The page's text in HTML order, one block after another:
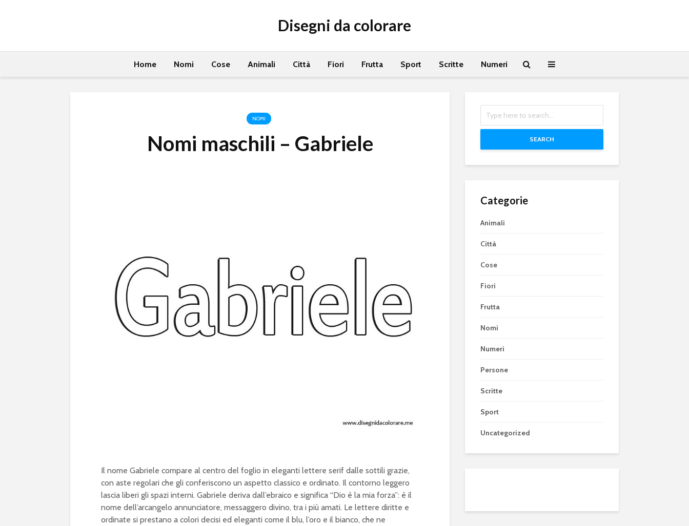
Disegni da colorare
Home Nomi Cose Animali Città Fiori Frutta Sport Scritte Numeri
NOMI
Nomi maschili – Gabriele
Il nome Gabriele compare al centro del foglio in eleganti lettere serif dalle sottili grazie,
con aste regolari che gli conferiscono un aspetto classico e ordinato. Il contorno leggero
lascia liberi gli spazi interni. Gabriele deriva dall’ebraico e significa “Dio è la mia forza”: è il
nome dell’arcangelo annunciatore, messaggero divino, tra i più amati. Le lettere diritte e
ordinate si prestano a colori decisi ed eleganti come il blu, l’oro e il bianco, che ne
SEARCH
Categorie
Animali
Città
Cose
Fiori
Frutta
Nomi
Numeri
Persone
Scritte
Sport
Uncategorized